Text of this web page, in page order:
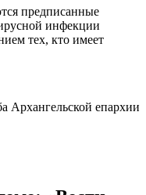
предписанные
инфекции
тех, кто имеет
Архангельской епархии